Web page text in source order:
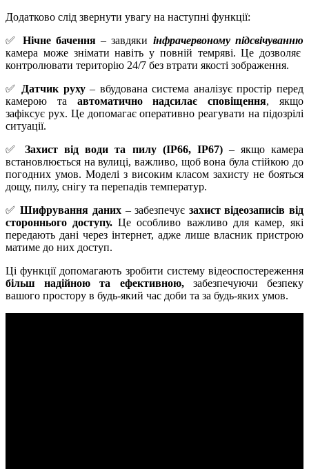
Додатково слід звернути увагу на наступні функції:
✅ Нічне бачення– завдяки інфрачервоному підсвічуванню
камера може знімати навіть у повній темряві. Це дозволяє
контролювати територію 24/7 без втрати якості зображення.
✅
Датчик руху– вбудована система аналізує простір перед
камерою та автоматично надсилає сповіщення, якщо
зафіксує рух. Це допомагає оперативно реагувати на підозрілі
ситуації.
✅Захист від води та пилу (IP66, IP67) – якщо камера
встановлюється на вулиці, важливо, щоб вона була стійкою до
погодних умов. Моделі з високим класом захисту не бояться
дощу, пилу, снігу та перепадів температур.
✅Шифрування даних– забезпечує захист відеозаписів від
стороннього доступу. Це особливо важливо для камер, які
передають дані через інтернет, адже лише власник пристрою
матиме до них доступ.
Ці функції допомагають зробити систему відеоспостереження
більш надійною та ефективною,забезпечуючи безпеку
вашого простору в будь-який час доби та за будь-яких умов.